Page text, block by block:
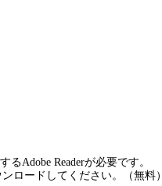
Adobe Readerが必要です。
ロードしてください。（無料）